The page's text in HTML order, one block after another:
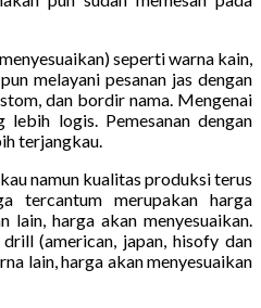
seperti warna kain,
melayani pesanan jas dengan
dan bordir nama. Mengenai
logis. Pemesanan dengan
terjangkau.
namun kualitas produksi terus
tercantum merupakan harga
lain, harga akan menyesuaikan.
(american, japan, hisofy dan
lain, harga akan menyesuaikan